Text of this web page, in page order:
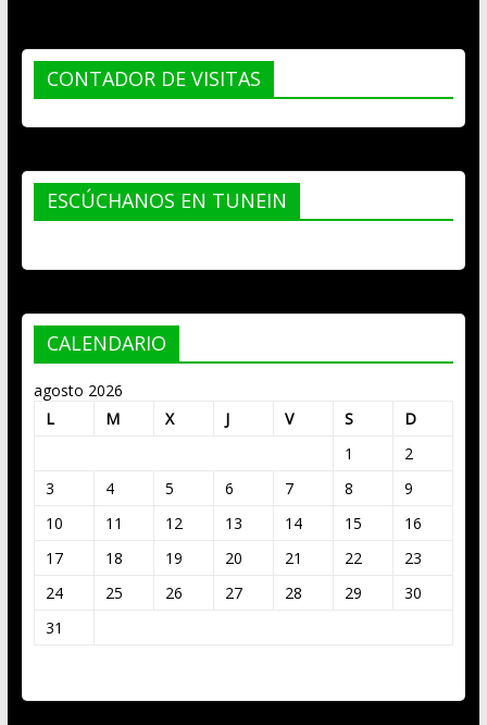
CONTADOR DE VISITAS
ESCÚCHANOS EN TUNEIN
CALENDARIO
agosto 2026
L
M X J V S
D
1
2
3
4 5 6 7 8
9
10
11 12 13 14 15
16
17
18 19 20 21 22
23
24
25 26 27 28 29
30
31